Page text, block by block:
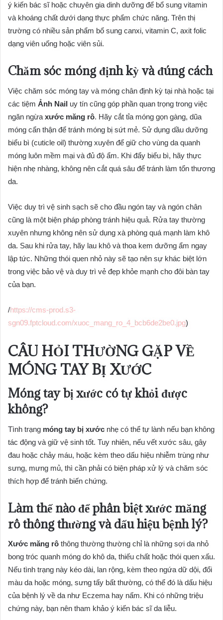
ý kiến bác sĩ hoặc chuyên gia dinh dưỡng để bổ sung vitamin
và khoáng chất dưới dạng thực phẩm chức năng. Trên thị
trường có nhiều sản phẩm bổ sung canxi, vitamin C, axit folic
dạng viên uống hoặc viên sủi.
Chăm sóc móng định kỳ và đúng cách
Việc chăm sóc móng tay và móng chân định kỳ tại nhà hoặc tại
các tiệm Ảnh Nail uy tín cũng góp phần quan trọng trong việc
ngăn ngừa xước măng rô. Hãy cắt tỉa móng gọn gàng, dũa
móng cẩn thận để tránh móng bị sứt mẻ. Sử dụng dầu dưỡng
biểu bì (cuticle oil) thường xuyên để giữ cho vùng da quanh
móng luôn mềm mại và đủ độ ẩm. Khi đẩy biểu bì, hãy thực
hiện nhẹ nhàng, không nên cắt quá sâu để tránh làm tổn thương
da.
Việc duy trì vệ sinh sạch sẽ cho đầu ngón tay và ngón chân
cũng là một biện pháp phòng tránh hiệu quả. Rửa tay thường
xuyên nhưng không nên sử dụng xà phòng quá mạnh làm khô
da. Sau khi rửa tay, hãy lau khô và thoa kem dưỡng ẩm ngay
lập tức. Những thói quen nhỏ này sẽ tạo nên sự khác biệt lớn
trong việc bảo vệ và duy trì vẻ đẹp khỏe mạnh cho đôi bàn tay
của bạn.
/https://cms-prod.s3-
sgn09.fptcloud.com/xuoc_mang_ro_4_bcb6de2be0.jpg)
CÂU HỎI THƯỜNG GẶP VỀ
MÓNG TAY BỊ XƯỚC
Móng tay bị xước có tự khỏi được
không?
Tình trạng móng tay bị xước nhẹ có thể tự lành nếu bạn không
tác động và giữ vệ sinh tốt. Tuy nhiên, nếu vết xước sâu, gây
đau hoặc chảy máu, hoặc kèm theo dấu hiệu nhiễm trùng như
sưng, mưng mủ, thì cần phải có biện pháp xử lý và chăm sóc
thích hợp để tránh biến chứng.
Làm thế nào để phân biệtxước măng
rôthông thường và dấu hiệu bệnh lý?
Xước măng rô thông thường thường chỉ là những sợi da nhỏ
bong tróc quanh móng do khô da, thiếu chất hoặc thói quen xấu.
Nếu tình trạng này kéo dài, lan rộng, kèm theo ngứa dữ dội, đổi
màu da hoặc móng, sưng tấy bất thường, có thể đó là dấu hiệu
của bệnh lý về da như Eczema hay nấm. Khi có những triệu
chứng này, bạn nên tham khảo ý kiến bác sĩ da liễu.